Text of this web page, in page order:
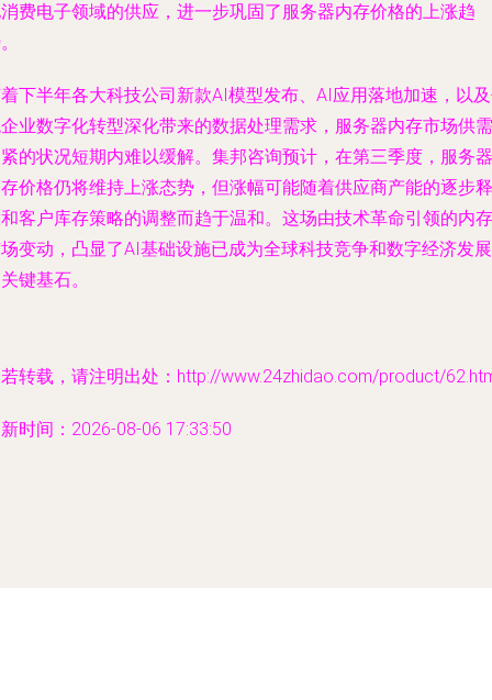
费电子领域的供应，进一步巩固了服务器内存价格的上涨趋
下半年各大科技公司新款AI模型发布、AI应用落地加速，以
业数字化转型深化带来的数据处理需求，服务器内存市场供需
的状况短期内难以缓解。集邦咨询预计，在第三季度，服务器
价格仍将维持上涨态势，但涨幅可能随着供应商产能的逐步释
客户库存策略的调整而趋于温和。这场由技术革命引领的内存
变动，凸显了AI基础设施已成为全球科技竞争和数字经济发展
键基石。
转载，请注明出处：http://www.24zhidao.com/product/
时间：2026-08-06 17:33:50